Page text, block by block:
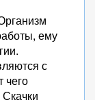
ему
с
чего